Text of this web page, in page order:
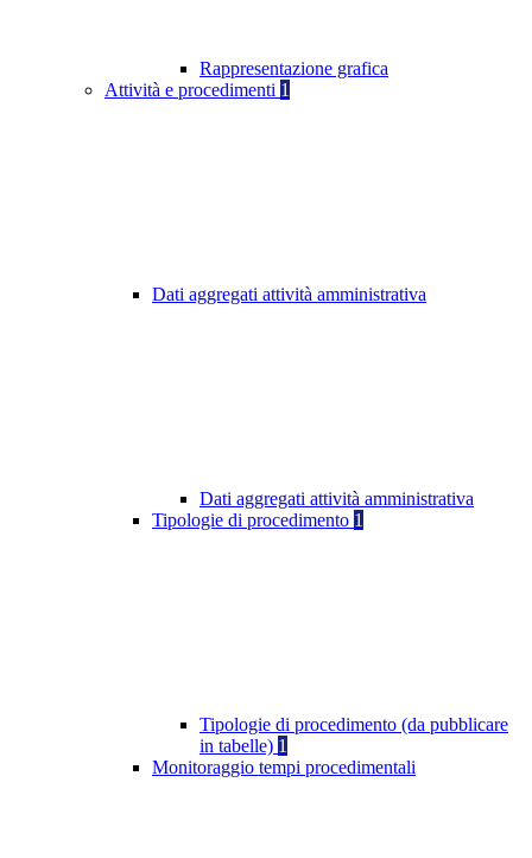
Rappresentazione grafica
Attività e procedimenti 1
Dati aggregati attività amministrativa
Dati aggregati attività amministrativa
Tipologie di procedimento 1
Tipologie di procedimento (da pubblicare
in tabelle) 1
Monitoraggio tempi procedimentali